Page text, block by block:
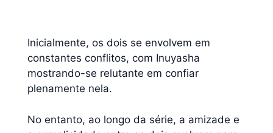
Inicialmente, os dois se envolvem em
constantes conflitos, com Inuyasha
mostrando-se relutante em confiar
plenamente nela.
No entanto, ao longo da série, a amizade e